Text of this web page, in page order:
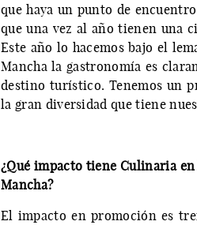
que haya un punto de
que una vez al año tienen una
Este año lo hacemos bajo el
Mancha la gastronomía es
destino turístico. Tenemos un
la gran diversidad que tiene
¿Qué impacto tiene Culinaria
Mancha?
El impacto en promoción es